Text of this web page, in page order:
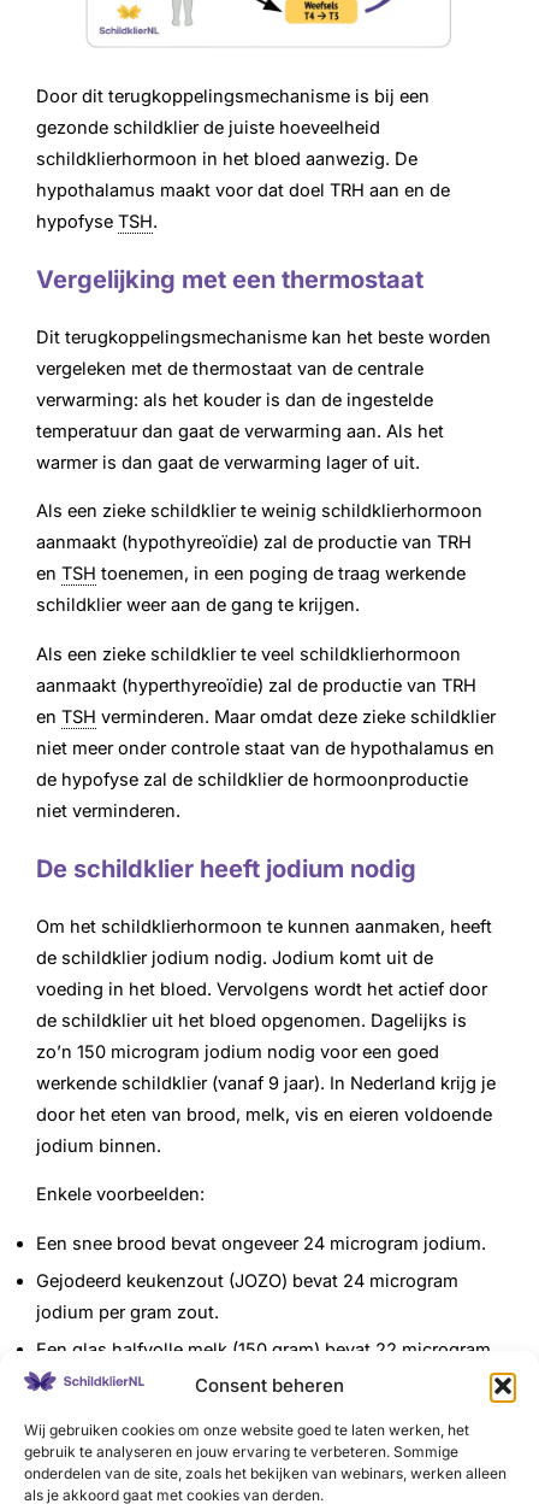
Consent beheren
Wij gebruiken cookies om onze website goed te laten werken, het
gebruik te analyseren en jouw ervaring te verbeteren. Sommige
onderdelen van de site, zoals het bekijken van webinars, werken alleen
als je akkoord gaat met cookies van derden.
Door dit terugkoppelingsmechanisme is bij een
gezonde schildklier de juiste hoeveelheid
schildklierhormoon in het bloed aanwezig. De
hypothalamus maakt voor dat doel TRH aan en de
hypofyseTSH.
Vergelijking met een thermostaat
Dit terugkoppelingsmechanisme kan het beste worden
vergeleken met de thermostaat van de centrale
verwarming: als het kouder is dan de ingestelde
temperatuur dan gaat de verwarming aan. Als het
warmer is dan gaat de verwarming lager of uit.
Als een zieke schildklier te weinig schildklierhormoon
aanmaakt (hypothyreoïdie) zal de productie van TRH
enTSH toenemen, in een poging de traag werkende
schildklier weer aan de gang te krijgen.
Als een zieke schildklier te veel schildklierhormoon
aanmaakt (hyperthyreoïdie) zal de productie van TRH
enTSH verminderen. Maar omdat deze zieke schildklier
niet meer onder controle staat van de hypothalamus en
de hypofyse zal de schildklier de hormoonproductie
niet verminderen.
De schildklier heeft jodium nodig
Om het schildklierhormoon te kunnen aanmaken, heeft
de schildklier jodium nodig. Jodium komt uit de
voeding in het bloed. Vervolgens wordt het actief door
de schildklier uit het bloed opgenomen. Dagelijks is
zo’n 150 microgram jodium nodig voor een goed
werkende schildklier (vanaf 9 jaar). In Nederland krijg je
door het eten van brood, melk, vis en eieren voldoende
jodium binnen.
Enkele voorbeelden:
Een snee brood bevat ongeveer 24 microgram jodium.
Gejodeerd keukenzout (JOZO) bevat 24 microgram
jodium per gram zout.
Een glas halfvolle melk (150 gram) bevat 22 microgram
jodium
In biologisch brood zit vaak geen bakkerszout en